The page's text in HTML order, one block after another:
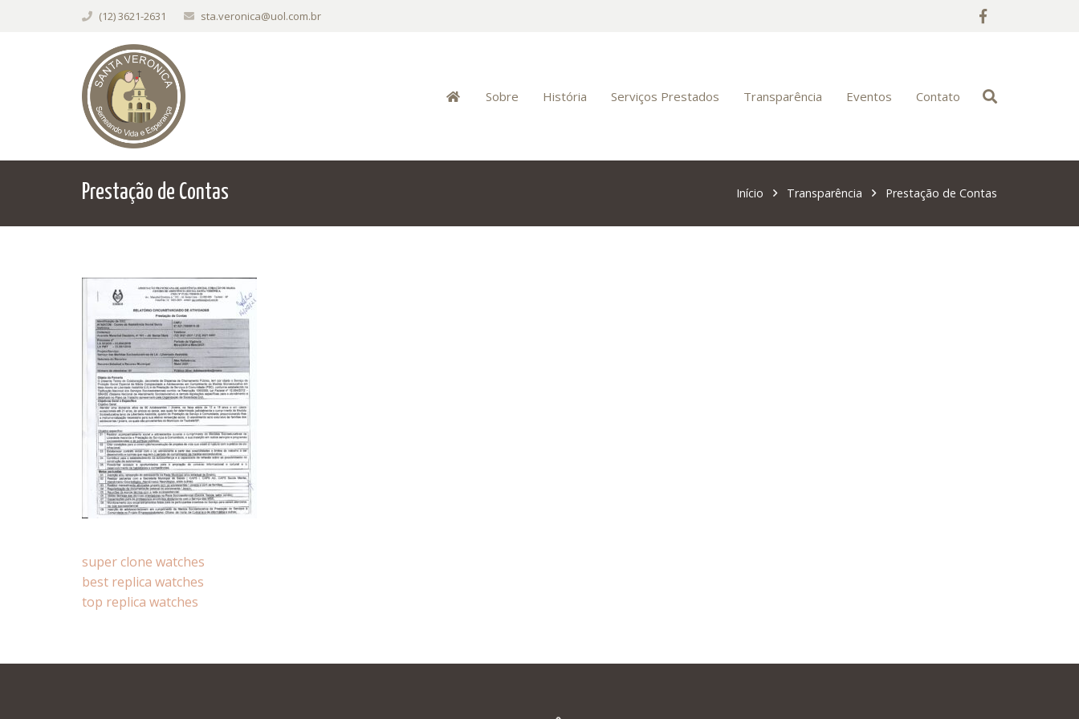
(12) 3621-2631 sta.veronica@uol.com.br
Sobre História Serviços Prestados Transparência Eventos Contato
Prestação de Contas Início Transparência Prestação de Contas
super clone watches
best replica watches
top replica watches